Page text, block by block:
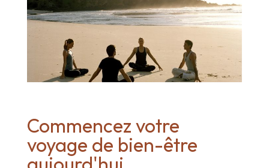
Commencez votre
voyage de bien-être